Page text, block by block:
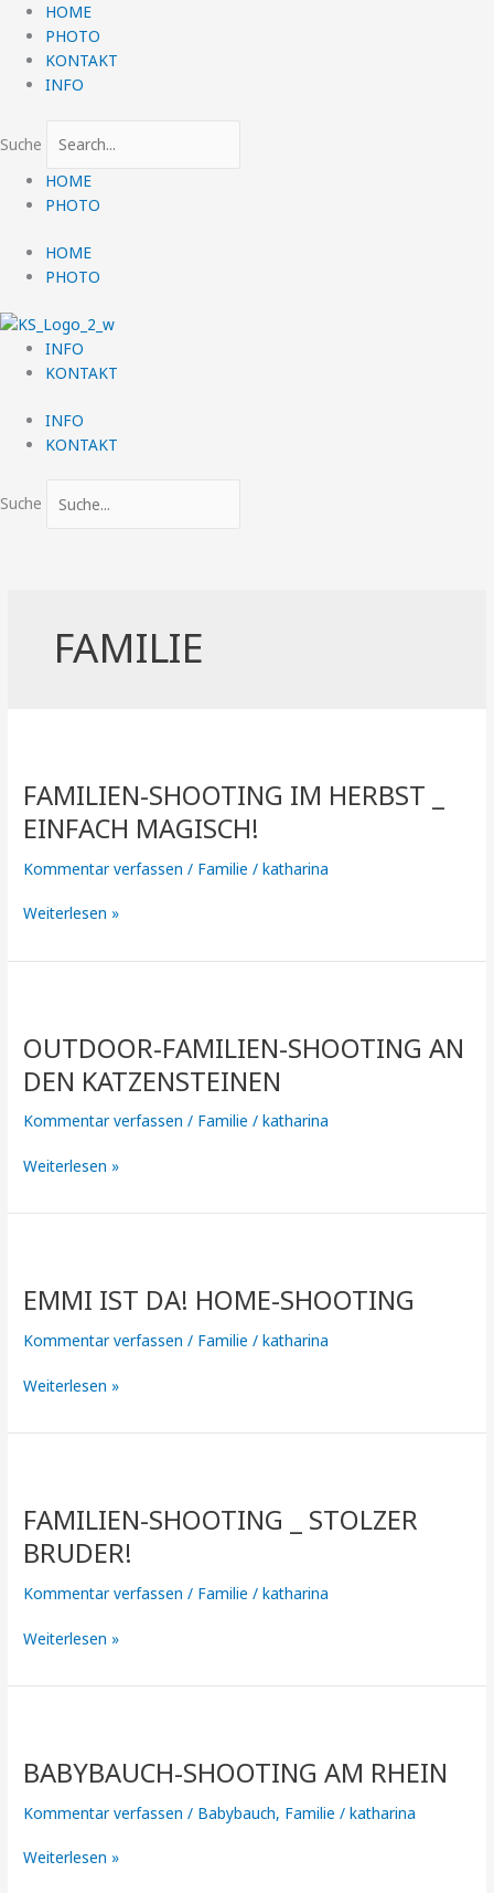
Zum
Inhalt
springen
HOME
PHOTO
KONTAKT
INFO
Suche
HOME
PHOTO
HOME
PHOTO
INFO
KONTAKT
INFO
KONTAKT
Suche
FAMILIE
FAMILIEN-SHOOTING IM HERBST _
EINFACH MAGISCH!
Kommentar verfassen / Familie /katharina
im
Herbst
_
Einfach
Weiterlesen »
OUTDOOR-FAMILIEN-SHOOTING AN
DEN KATZENSTEINEN
Kommentar verfassen / Familie /katharina
Shooting
an
den
Katzensteinen
Weiterlesen »
EMMI IST DA! HOME-SHOOTING
Kommentar verfassen / Familie /katharina
da!
Shooting
Weiterlesen »
FAMILIEN-SHOOTING _ STOLZER
BRUDER!
Kommentar verfassen / Familie /katharina
_
Stolzer
Bruder!
Weiterlesen »
BABYBAUCH-SHOOTING AM RHEIN
Kommentar verfassen / Babybauch, Familie /katharina
am
Weiterlesen »